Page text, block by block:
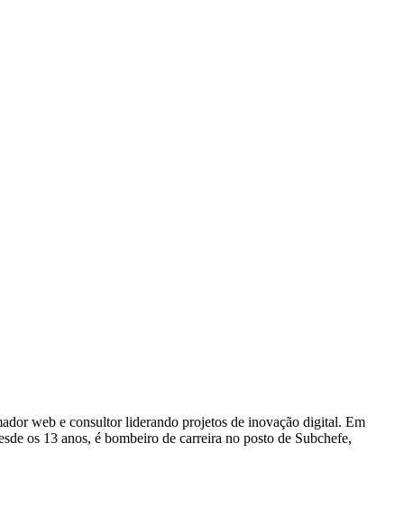
web e consultor liderando projetos de inovação digital. Em
os 13 anos, é bombeiro de carreira no posto de Subchefe,